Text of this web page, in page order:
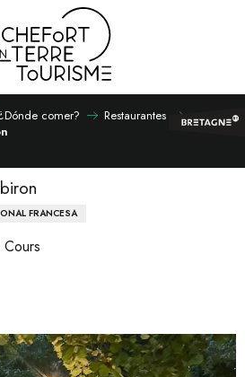
comer?
Restaurantes
FRANCESA